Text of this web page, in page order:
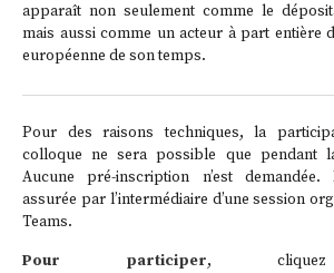
apparaît non seulement comme le
mais aussi comme un acteur à part entière
européenne de son temps.
Pour des raisons techniques, la
colloque ne sera possible que pendant
Aucune pré-inscription n’est
assurée par l’intermédiaire d’une session
Teams.
Pour participer,